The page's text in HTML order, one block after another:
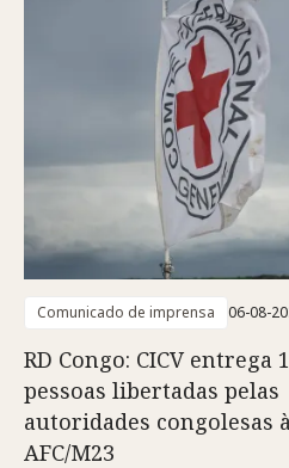
Comunicado de imprensa 06-08-
RD Congo: CICV entrega
pessoas libertadas pelas
autoridades congolesas
AFC/M23